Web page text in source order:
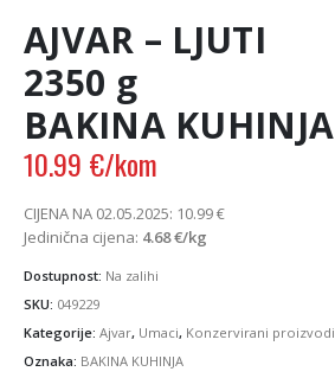
AJVAR – LJUTI
2350 g
BAKINA KUHINJA
10.99 €/kom
CIJENA NA 02.05.2025: 10.99€
Jedinična cijena: 4.68€/kg
Dostupnost: Na zalihi
SKU: 049229
Kategorije: Ajvar, Umaci, Konzervirani proizvodi
Oznaka: BAKINA KUHINJA